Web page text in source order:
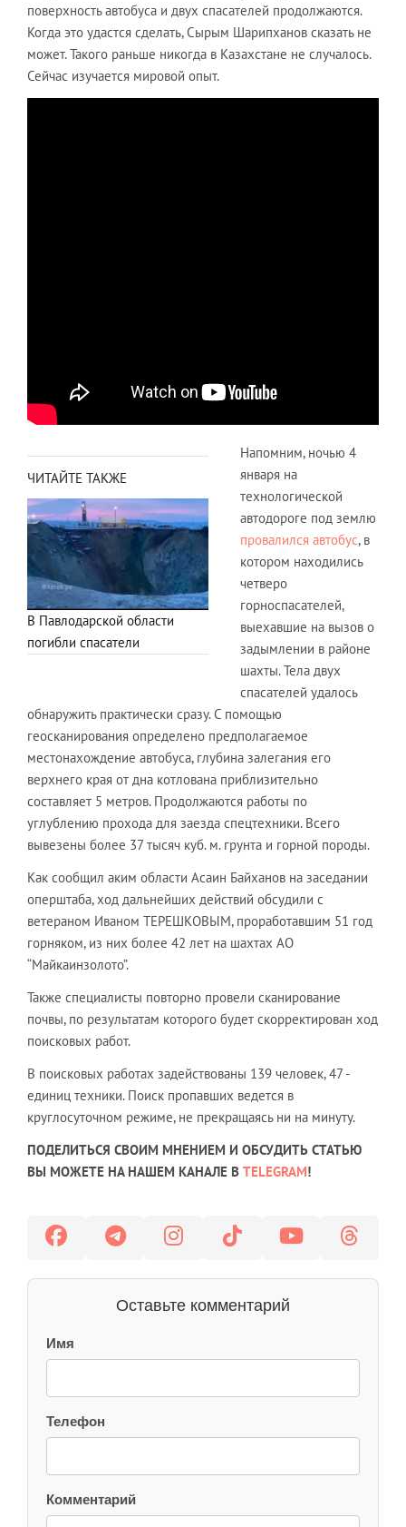
поверхность автобуса и двух спасателей продолжаются.
Когда это удастся сделать, Сырым Шарипханов сказать не
может. Такого раньше никогда в Казахстане не случалось.
Сейчас изучается мировой опыт.
ЧИТАЙТЕ ТАКЖЕ
В Павлодарской области
погибли спасатели
Напомним, ночью 4
января на
технологической
автодороге под землю
провалился автобус, в
котором находились
четверо
горноспасателей,
выехавшие на вызов о
задымлении в районе
шахты. Тела двух
спасателей удалось
обнаружить практически сразу. С помощью
геосканирования определено предполагаемое
местонахождение автобуса, глубина залегания его
верхнего края от дна котлована приблизительно
составляет 5 метров. Продолжаются работы по
углублению прохода для заезда спецтехники. Всего
вывезены более 37 тысяч куб. м. грунта и горной породы.
Как сообщил аким области Асаин Байханов на заседании
оперштаба, ход дальнейших действий обсудили с
ветераном Иваном ТЕРЕШКОВЫМ, проработавшим 51 год
горняком, из них более 42 лет на шахтах АО
“Майкаинзолото”.
Также специалисты повторно провели сканирование
почвы, по результатам которого будет скорректирован ход
поисковых работ.
В поисковых работах задействованы 139 человек, 47 -
единиц техники. Поиск пропавших ведется в
круглосуточном режиме, не прекращаясь ни на минуту.
ПОДЕЛИТЬСЯ СВОИМ МНЕНИЕМ И ОБСУДИТЬ СТАТЬЮ
ВЫ МОЖЕТЕ НА НАШЕМ КАНАЛЕ В TELEGRAM!
Оставьте комментарий
Имя
Телефон
Комментарий